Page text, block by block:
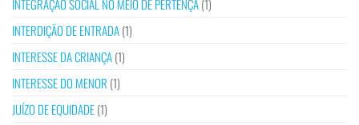
INTEGRAÇÃO SOCIAL NO MEIO DE PERTENÇA(1)
INTERDIÇÃO DE ENTRADA(1)
INTERESSE DA CRIANÇA(1)
INTERESSE DO MENOR (1)
JUÍZO DE EQUIDADE(1)